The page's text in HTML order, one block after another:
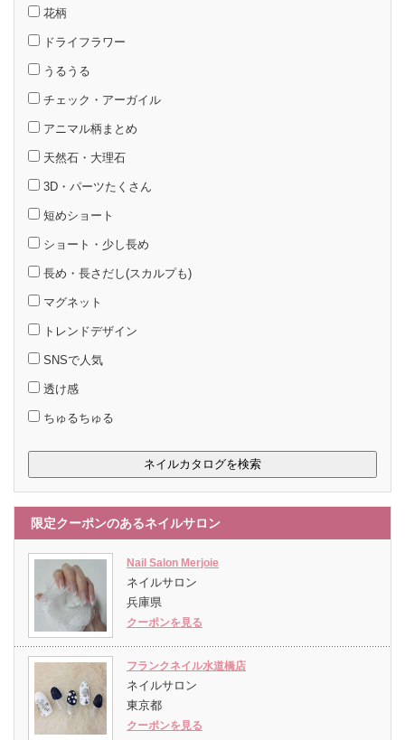
花柄
ドライフラワー
うるうる
チェック・アーガイル
アニマル柄まとめ
天然石・大理石
3D・パーツたくさん
短めショート
ショート・少し長め
長め・長さだし(スカルプも)
マグネット
トレンドデザイン
SNSで人気
透け感
ちゅるちゅる
限定クーポンのあるネイルサロン
Nail Salon Merjoie
ネイルサロン
兵庫県
クーポンを見る
フランクネイル水道橋店
ネイルサロン
東京都
クーポンを見る